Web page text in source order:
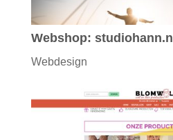
Webshop: studiohann.nl
Webdesign